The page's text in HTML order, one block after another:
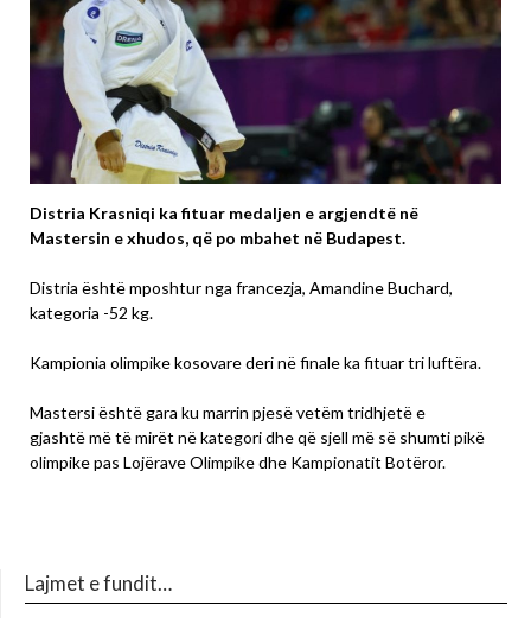
Distria Krasniqi ka fituar medaljen e argjendtë në
Mastersin e xhudos, që po mbahet në Budapest.
Distria është mposhtur nga francezja, Amandine Buchard,
kategoria -52 kg.
Kampionia olimpike kosovare deri në finale ka fituar tri luftëra.
Mastersi është gara ku marrin pjesë vetëm tridhjetë e
gjashtë më të mirët në kategori dhe që sjell më së shumti pikë
olimpike pas Lojërave Olimpike dhe Kampionatit Botëror.
Lajmet e fundit…